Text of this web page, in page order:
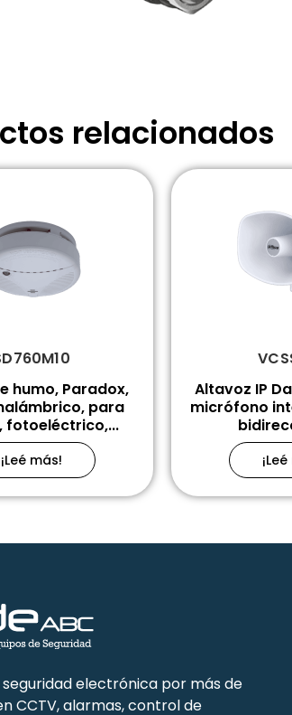
relacionados
humo, Paradox,
para
fotoeléctrico,...
¡Leé más!
Altavoz IP
micrófono
electrónica por más de
CCTV, alarmas, control de